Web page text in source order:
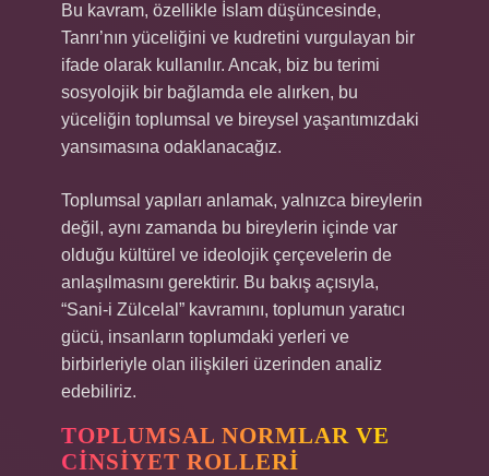
Bu kavram, özellikle İslam düşüncesinde,
Tanrı’nın yüceliğini ve kudretini vurgulayan bir
ifade olarak kullanılır. Ancak, biz bu terimi
sosyolojik bir bağlamda ele alırken, bu
yüceliğin toplumsal ve bireysel yaşantımızdaki
yansımasına odaklanacağız.
Toplumsal yapıları anlamak, yalnızca bireylerin
değil, aynı zamanda bu bireylerin içinde var
olduğu kültürel ve ideolojik çerçevelerin de
anlaşılmasını gerektirir. Bu bakış açısıyla,
“Sani-i Zülcelal” kavramını, toplumun yaratıcı
gücü, insanların toplumdaki yerleri ve
birbirleriyle olan ilişkileri üzerinden analiz
edebiliriz.
TOPLUMSAL NORMLAR VE
CINSIYET ROLLERI